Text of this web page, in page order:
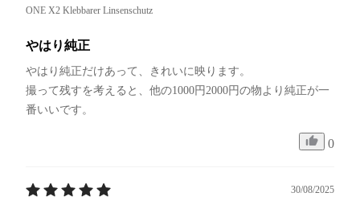
ONE X2 Klebbarer Linsenschutz
やはり純正
やはり純正だけあって、きれいに映ります。
撮って残すを考えると、他の1000円2000円の物より純正が一
番いいです。
0
30/08/2025